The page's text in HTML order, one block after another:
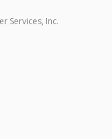
Services, Inc.